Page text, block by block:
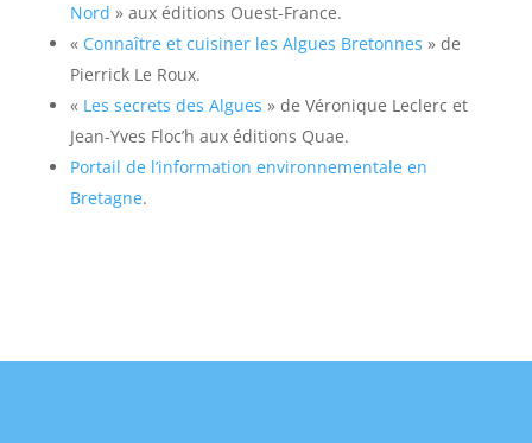
Nord » aux éditions Ouest-France.
« Connaître et cuisiner les Algues Bretonnes » de
Pierrick Le Roux.
« Les secrets des Algues » de Véronique Leclerc et
Jean-Yves Floc’h aux éditions Quae.
Portail de l’information environnementale en
Bretagne.